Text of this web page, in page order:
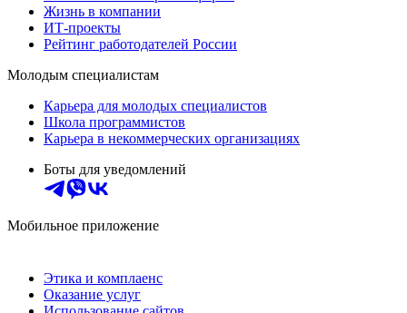
Жизнь в компании
ИТ-проекты
Рейтинг работодателей России
Молодым специалистам
Карьера для молодых специалистов
Школа программистов
Карьера в некоммерческих организациях
Боты для уведомлений
Мобильное приложение
Этика и комплаенс
Оказание услуг